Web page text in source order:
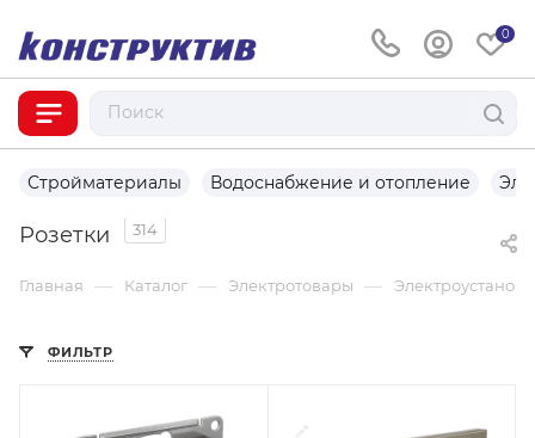
0
Стройматериалы Водоснабжение и отопление
Розетки 314
Главная — Каталог — Электротовары —
ФИЛЬТР